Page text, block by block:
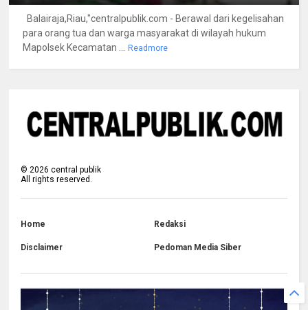
Balairaja,Riau,"centralpublik.com - Berawal dari kegelisahan
para orang tua dan warga masyarakat di wilayah hukum
Mapolsek Kecamatan ... Readmore
©2026 central publik
All rights reserved.
Home Redaksi
Disclaimer Pedoman Media Siber